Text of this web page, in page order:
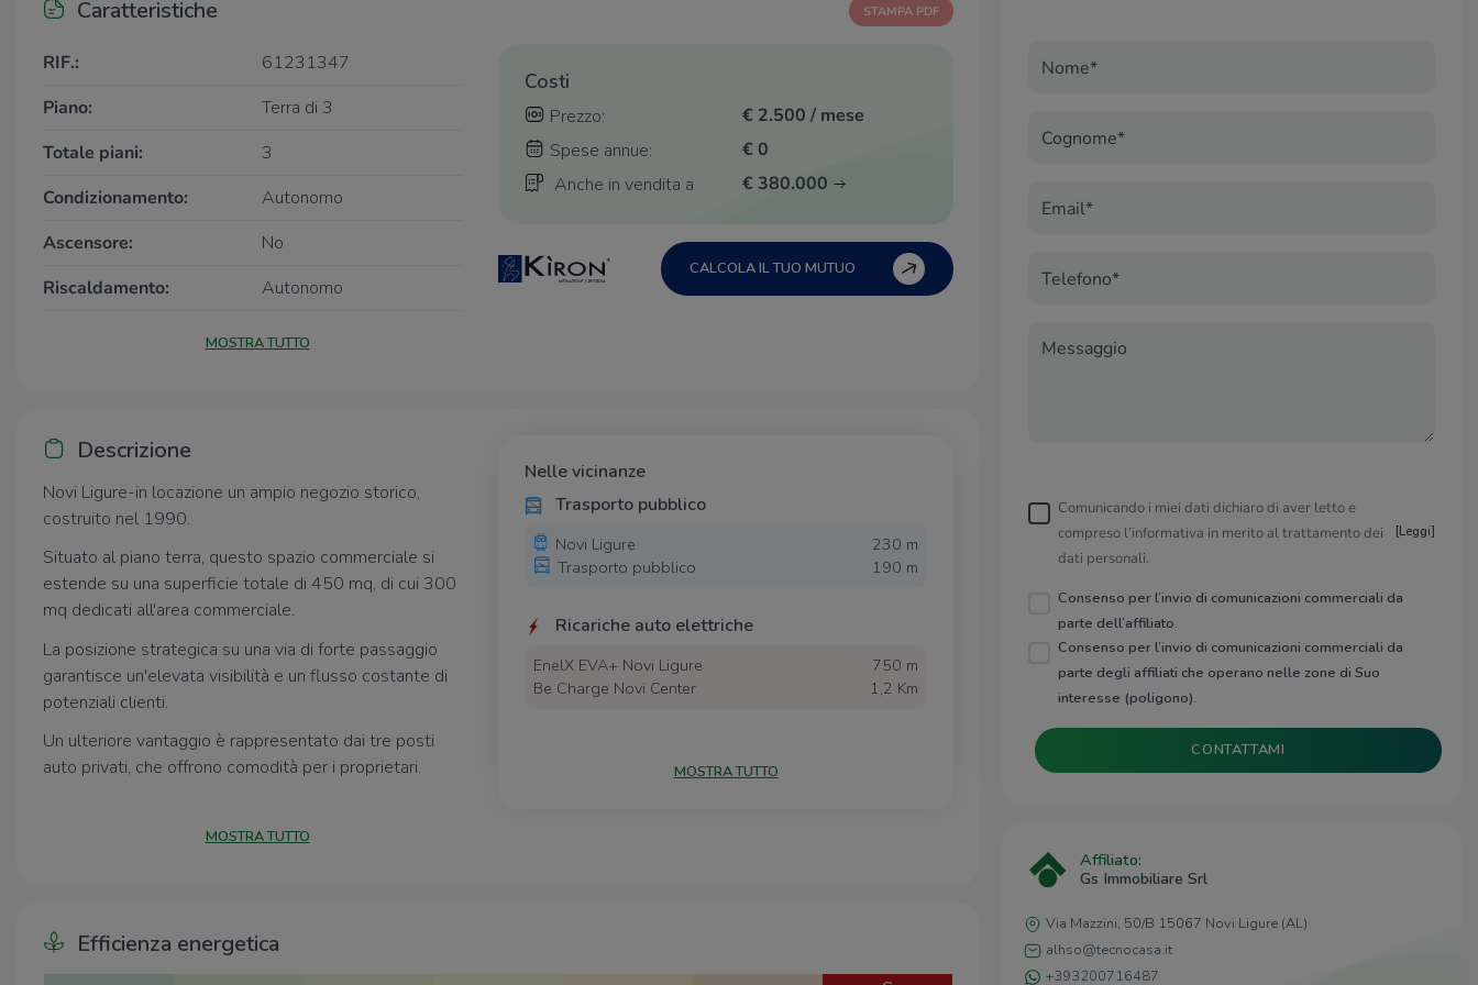
Caratteristiche
RIF.:
61231347
Piano:
Terra di 3
Totale piani:
3
Condizionamento:
Autonomo
Ascensore:
No
Riscaldamento:
Autonomo
MOSTRA TUTTO
STAMPA PDF
Costi
Prezzo:
€ 2.500 / mese
Spese annue:
€ 0
Anche in vendita a
€ 380.000
CALCOLA IL TUO MUTUO
Descrizione
Novi Ligure-in locazione un ampio negozio storico,
costruito nel 1990.
Situato al piano terra, questo spazio commerciale si
estende su una superficie totale di 450 mq, di cui 300
mq dedicati all'area commerciale.
La posizione strategica su una via di forte passaggio
garantisce un'elevata visibilità e un flusso costante di
potenziali clienti.
Un ulteriore vantaggio è rappresentato dai tre posti
auto privati, che offrono comodità per i proprietari.
aggiungendo ulteriore valore e funzionalità all'immobile.
MOSTRA TUTTO
Nelle vicinanze
Trasporto pubblico
Novi Ligure
230 m
Trasporto pubblico
190 m
Ricariche auto elettriche
EnelX EVA+ Novi Ligure
750 m
Be Charge Novi Center
1,2 Km
MOSTRA TUTTO
Efficienza energetica
Nome*
Cognome*
Email*
Telefono*
Messaggio
Comunicando i miei dati dichiaro di aver letto e
compreso l’informativa in merito al trattamento dei
dati personali.
[Leggi]
Consenso per l’invio di comunicazioni commerciali da
parte dell’affiliato.
Consenso per l’invio di comunicazioni commerciali da
parte degli affiliati che operano nelle zone di Suo
interesse (poligono).
CONTATTAMI
Affiliato:
Gs Immobiliare Srl
Via Mazzini, 50/B 15067 Novi Ligure (AL)
alhso@tecnocasa.it
+393200716487